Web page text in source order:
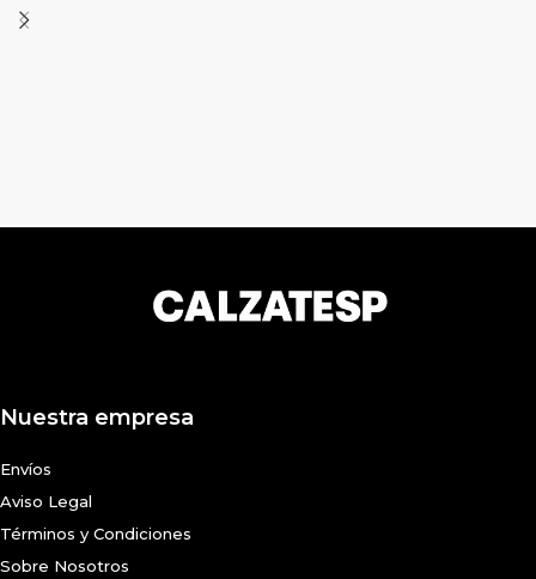
Nuestra empresa
Envíos
Aviso Legal
Términos y Condiciones
Sobre Nosotros